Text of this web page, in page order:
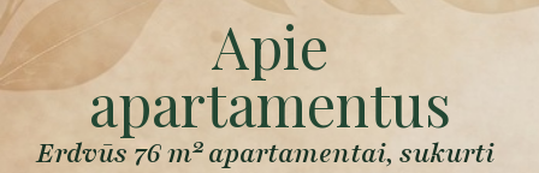
Apie
apartamentus
Erdvūs 76 m² apartamentai, sukurti